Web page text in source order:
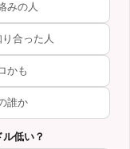
みの人
合った人
かも
誰か
低い？